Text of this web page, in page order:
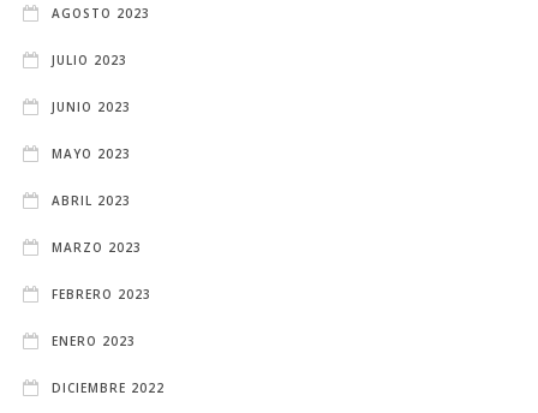
AGOSTO 2023
JULIO 2023
JUNIO 2023
MAYO 2023
ABRIL 2023
MARZO 2023
FEBRERO 2023
ENERO 2023
DICIEMBRE 2022